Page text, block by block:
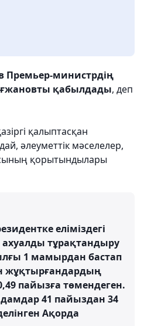
Премьер-министрдің
қабылдады, деп
қалыптасқан
әлеуметтік мәселелер,
қорытындылары
еліміздегі
тұрақтандыру
1 мамырдан бастап
жұқтырғандардың
пайызға төмендеген.
41 пайыздан 34
Ақорда